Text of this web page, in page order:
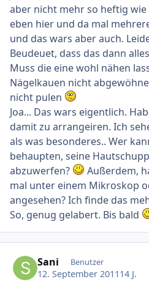
aber nicht mehr so heftig wie
eben hier und da mal
und das wars aber auch.
Beudeuet, dass das dann
Muss die eine wohl nähen
Nägelkauen nicht
nicht pulen
Joa... Das wars eigentlich.
damit zu arrangeiren. Ich
als was besonderes.. Wer
behaupten, seine
abzuwerfen?
Außerdem,
mal unter einem Mikroskop
angesehen? Ich finde das
So, genug gelabert. Bis bald
Sani Benutzer
12. September 2011 14 J.